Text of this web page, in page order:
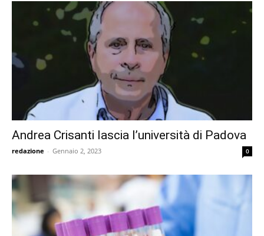
Andrea Crisanti lascia l’università di Padova
redazione - Gennaio 2, 2023 0